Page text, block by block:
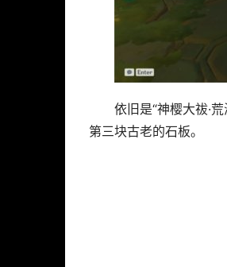
依旧是“神樱大祓·
第三块古老的石板。